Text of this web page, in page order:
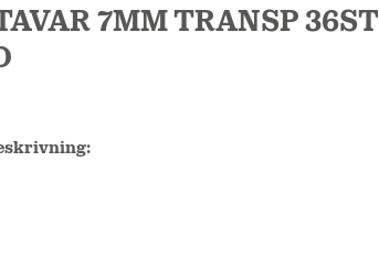
7MM TRANSP 36ST